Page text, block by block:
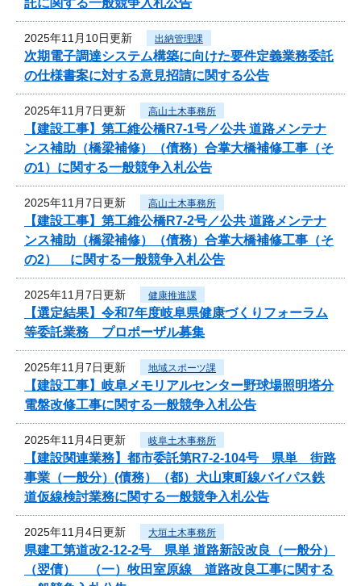
2025年11月10日更新 出納管理課
次期電子調達システム構築に向けた要件定義業務委託
の仕様書案に対する意見招請に関する公告
2025年11月7日更新 高山土木事務所
【建設工事】第工維公橋R7-1号／公共 道路メンテナ
ンス補助（橋梁補修）（債務）合掌大橋補修工事（そ
の1）に関する一般競争入札公告
2025年11月7日更新 高山土木事務所
【建設工事】第工維公橋R7-2号／公共 道路メンテナ
ンス補助（橋梁補修）（債務）合掌大橋補修工事（そ
の2） に関する一般競争入札公告
2025年11月7日更新 健康推進課
【選定結果】令和7年度岐阜県健康づくりフォーラム
等委託業務 プロポーザル募集
2025年11月7日更新 地域スポーツ課
【建設工事】岐阜メモリアルセンター野球場照明塔分
電盤改修工事に関する一般競争入札公告
2025年11月4日更新 岐阜土木事務所
【建設関連業務】都市委託第R7-2-104号 県単 街路
事業（一般分）(債務）（都）犬山東町線バイパス鉄
道仮線検討業務に関する一般競争入札公告
2025年11月4日更新 大垣土木事務所
県建工第道改2-12-2号 県単 道路新設改良（一般分）
（翌債） （一）牧田室原線 道路改良工事に関する